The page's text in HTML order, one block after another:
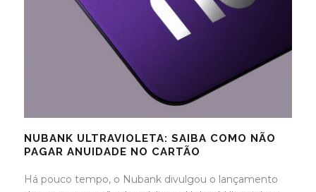
NUBANK ULTRAVIOLETA: SAIBA COMO NÃO
PAGAR ANUIDADE NO CARTÃO
Há pouco tempo, o Nubank divulgou o lançamento